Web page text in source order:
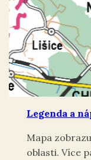
Legenda a
Mapa
oblasti. Více